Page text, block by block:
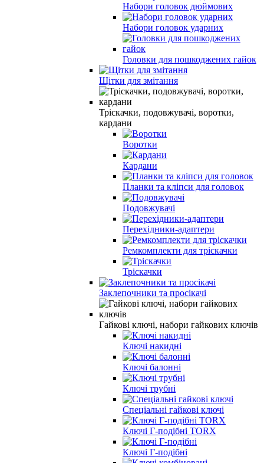
Набори головок дюймових
Набори головок ударних
Головки для пошкоджених гайок
Щітки для змітання
Тріскачки, подовжувачі, воротки,
кардани
Воротки
Кардани
Планки та кліпси для головок
Подовжувачі
Перехідники-адаптери
Ремкомплекти для тріскачки
Тріскачки
Заклепочники та просікачі
Гайкові ключі, набори гайкових ключів
Ключі накидні
Ключі балонні
Ключі трубні
Спеціальні гайкові ключі
Ключі Г-подібні TORX
Ключі Г-подібні